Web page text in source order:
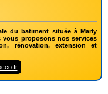
du batiment située à Marly
vous proposons nos services
rénovation, extension et